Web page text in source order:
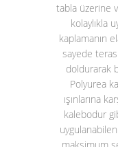
tabla üzerine
kolaylıkla
kaplamanın
sayede
doldurarak
Polyurea
ışınlarına
kalebodur
uygulanabilen
maksimum